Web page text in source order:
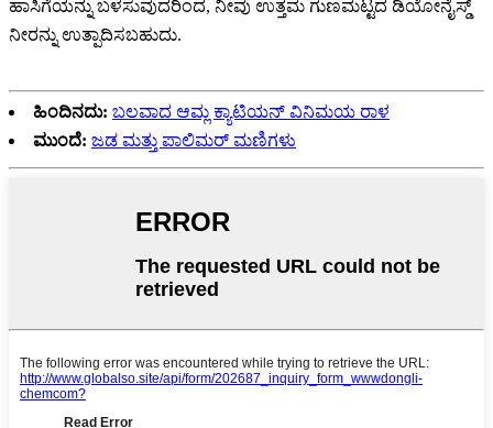
ಹಾಸಿಗೆಯನ್ನು ಬಳಸುವುದರಿಂದ, ನೀವು ಉತ್ತಮ ಗುಣಮಟ್ಟದ ಡಿಯೋನೈಸ್ಡ್
ನೀರನ್ನು ಉತ್ಪಾದಿಸಬಹುದು.
ಹಿಂದಿನದು: ಬಲವಾದ ಆಮ್ಲ ಕ್ಯಾಟಿಯನ್ ವಿನಿಮಯ ರಾಳ
ಮುಂದೆ: ಜಡ ಮತ್ತು ಪಾಲಿಮರ್ ಮಣಿಗಳು